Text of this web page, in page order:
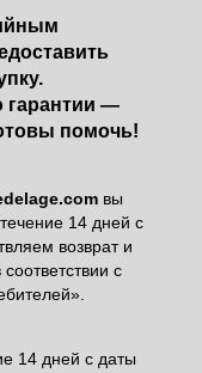
гарантии —
помочь!
вы
14 дней с
возврат и
с
14 дней с даты